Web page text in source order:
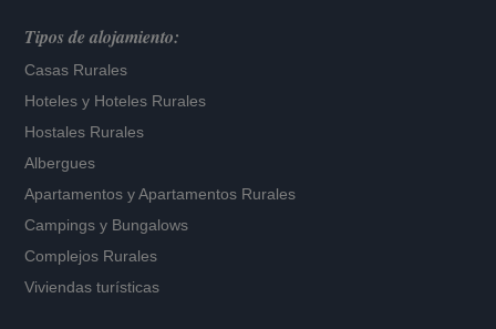
Tipos de alojamiento:
Casas Rurales
Hoteles y Hoteles Rurales
Hostales Rurales
Albergues
Apartamentos yApartamentos Rurales
Campings y Bungalows
Complejos Rurales
Viviendas turísticas